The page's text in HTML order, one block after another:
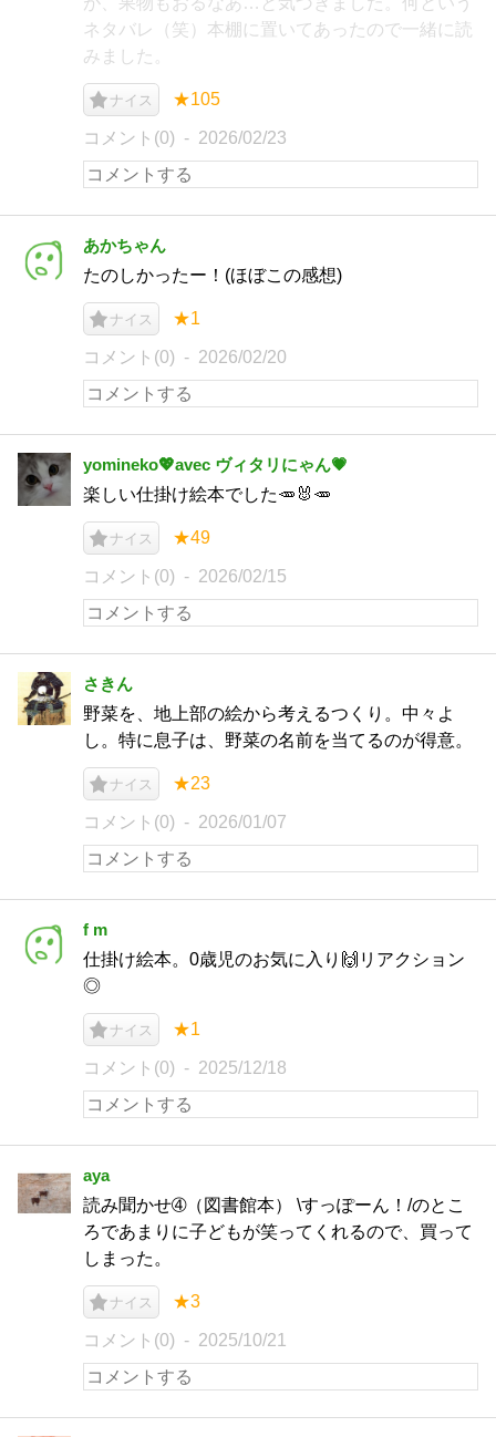
ネタバレ（笑）本棚に置いてあったので一緒に読
みました。
ナイス ★105
コメント(0) 2026/02/23
あかちゃん
たのしかったー！(ほぼこの感想)
ナイス ★1
コメント(0) 2026/02/20
yomineko💖avec ヴィタリにゃん💗
楽しい仕掛け絵本でした🥕🐰🥕
ナイス ★49
コメント(0) 2026/02/15
さきん
野菜を、地上部の絵から考えるつくり。中々よ
し。特に息子は、野菜の名前を当てるのが得意。
ナイス ★23
コメント(0) 2026/01/07
f m
仕掛け絵本。0歳児のお気に入り🙌リアクション
◎
ナイス ★1
コメント(0) 2025/12/18
aya
読み聞かせ➃（図書館本） \すっぽーん！/のとこ
ろであまりに子どもが笑ってくれるので、買って
しまった。
ナイス ★3
コメント(0) 2025/10/21